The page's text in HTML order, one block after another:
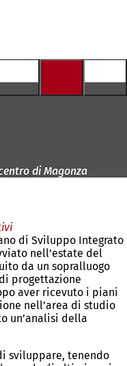
di Magonza
di Sviluppo Integrato
nell’estate del
da un sopralluogo
progettazione
aver ricevuto i piani
nell’area di studio
un’analisi della
sviluppare, tenendo